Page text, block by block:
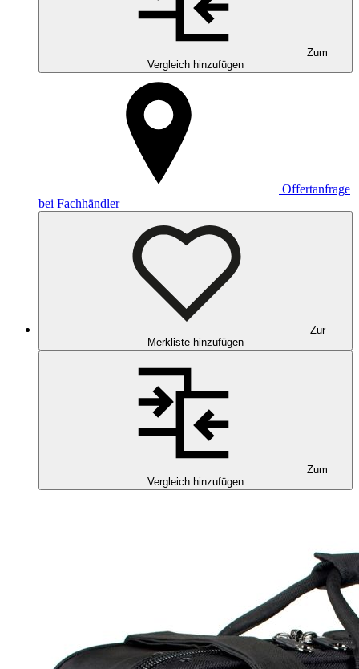
Zum
Vergleich hinzufügen
Offertanfrage
bei Fachhändler
Zur
Merkliste hinzufügen
Zum
Vergleich hinzufügen